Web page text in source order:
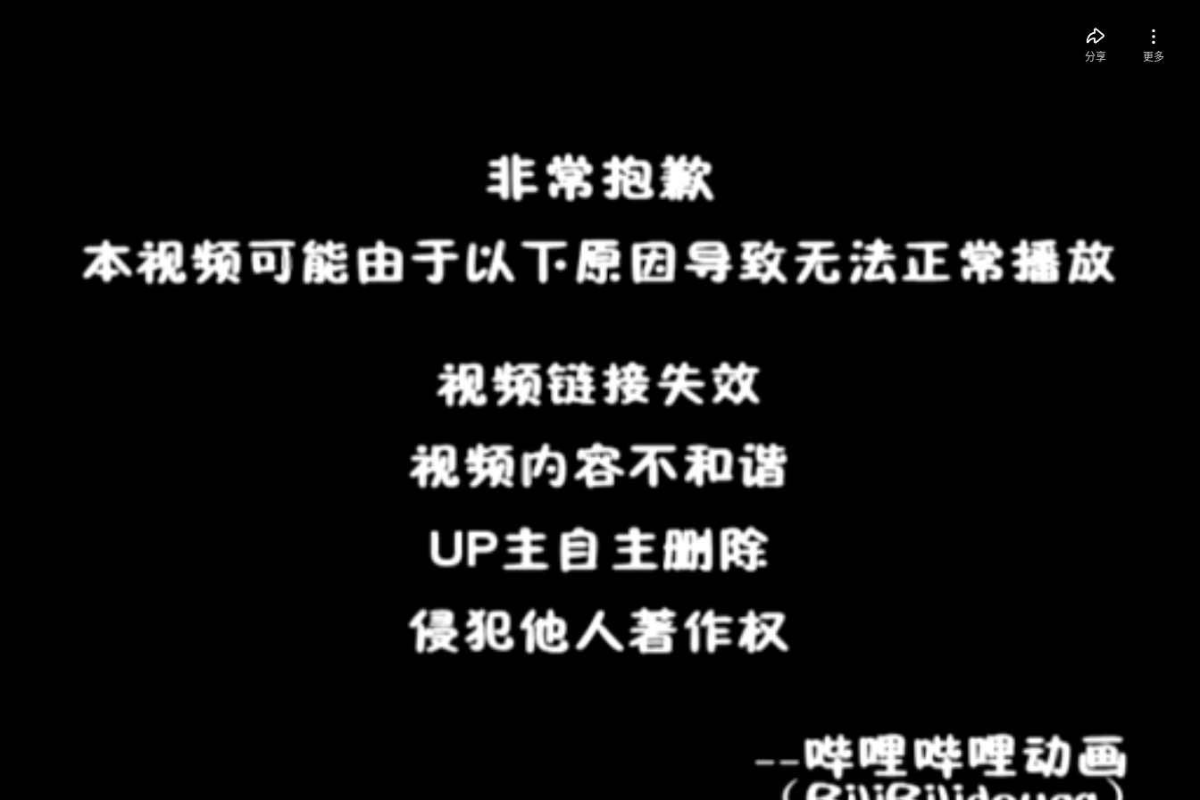
分享 更多